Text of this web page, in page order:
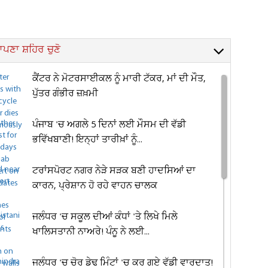
ਸ਼ਹਿਰ ਚੁਣੋ
ਕੈਂਟਰ ਨੇ ਮੋਟਰਸਾਈਕਲ ਨੂੰ ਮਾਰੀ ਟੱਕਰ, ਮਾਂ ਦੀ ਮੌਤ,
ਪੁੱਤਰ ਗੰਭੀਰ ਜ਼ਖ਼ਮੀ
ਪੰਜਾਬ 'ਚ ਅਗਲੇ 5 ਦਿਨਾਂ ਲਈ ਮੌਸਮ ਦੀ ਵੱਡੀ
ਭਵਿੱਖਬਾਣੀ! ਇਨ੍ਹਾਂ ਤਾਰੀਖ਼ਾਂ ਨੂੰ...
ਟਰਾਂਸਪੋਰਟ ਨਗਰ ਨੇੜੇ ਸੜਕ ਬਣੀ ਹਾਦਸਿਆਂ ਦਾ
ਕਾਰਨ, ਪ੍ਰੇਸ਼ਾਨ ਹੋ ਰਹੇ ਵਾਹਨ ਚਾਲਕ
ਜਲੰਧਰ 'ਚ ਸਕੂਲ ਦੀਆਂ ਕੰਧਾਂ 'ਤੇ ਲਿਖੇ ਮਿਲੇ
ਖਾਲਿਸਤਾਨੀ ਨਾਅਰੇ! ਪੰਨੂ ਨੇ ਲਈ...
ਜਲੰਧਰ 'ਚ ਚੋਰ ਡੇਢ ਮਿੰਟਾਂ 'ਚ ਕਰ ਗਏ ਵੱਡੀ ਵਾਰਦਾਤ!